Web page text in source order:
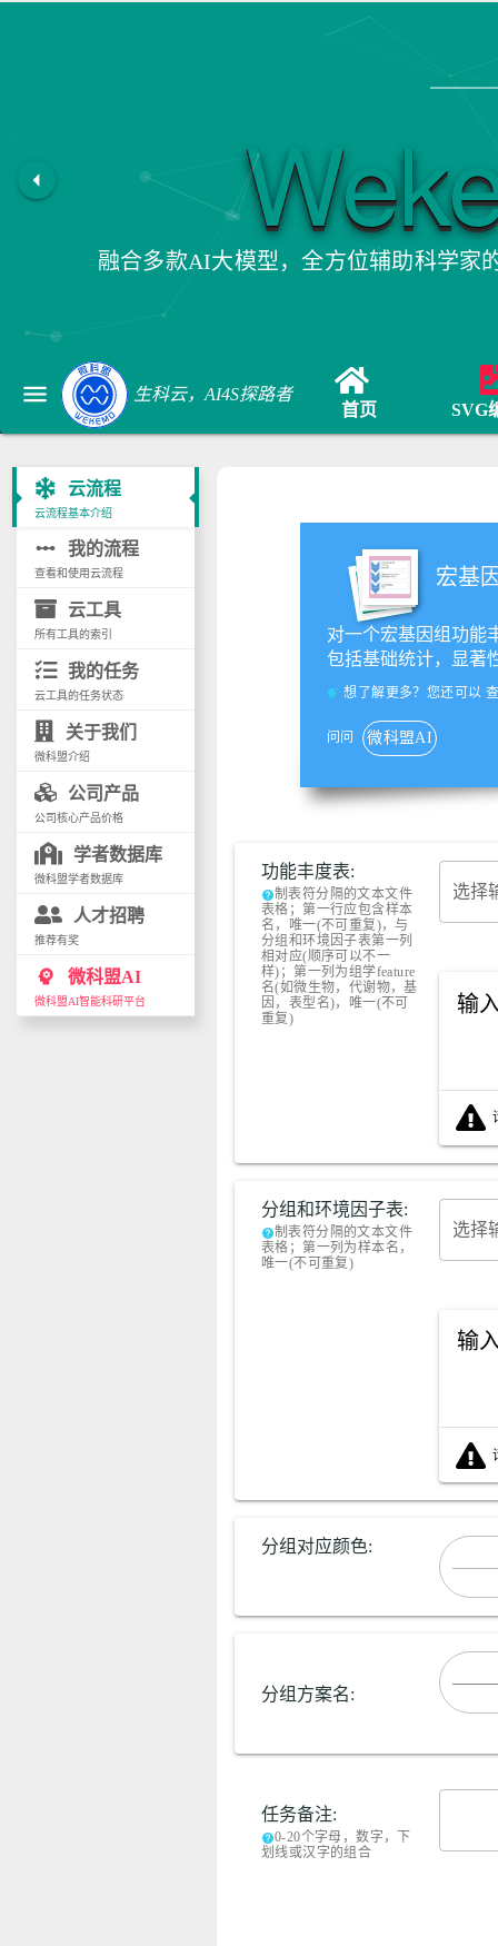
融合多款AI大模型，全方位辅助科学家
arrow_left
menu
生科云，AI4S探路者
首页
SVG
云流程
云流程基本介绍
linear_scale 我的流程
查看和使用云流程
云工具
所有工具的索引
我的任务
云工具的任务状态
关于我们
微科盟介绍
公司产品
公司核心产品价格
学者数据库
微科盟学者数据库
人才招聘
推荐有奖
psychology 微科盟AI
微科盟AI智能科研平台
宏基
对一个宏基因组功能
包括基础统计，显著
tips_and_updates 想了解更多？您还可以
问问 微科盟AI
功能丰度表:
help制表符分隔的文本文件
表格；第一行应包含样本
名，唯一(不可重复)，与
分组和环境因子表第一列
相对应(顺序可以不一
样)；第一列为组学feature
名(如微生物，代谢物，基
因，表型名)，唯一(不可
重复)
选择
输
分组和环境因子表:
help制表符分隔的文本文件
表格；第一列为样本名，
唯一(不可重复)
选择
输
分组对应颜色:
分组方案名:
任务备注:
help0-20个字母，数字，下
划线或汉字的组合